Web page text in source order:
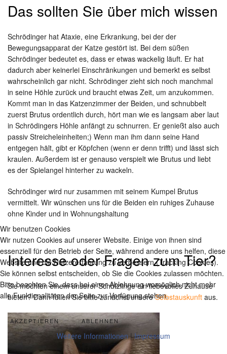
Das sollten Sie über mich wissen
Schrödinger hat Ataxie, eine Erkrankung, bei der der
Bewegungsapparat der Katze gestört ist. Bei dem süßen
Schrödinger bedeutet es, dass er etwas wackelig läuft. Er hat
dadurch aber keinerlei Einschränkungen und bemerkt es selbst
wahrscheinlich gar nicht. Schrödinger zieht sich noch manchmal
in seine Höhle zurück und braucht etwas Zeit, um anzukommen.
Kommt man in das Katzenzimmer der Beiden, und schnubbelt
zuerst Brutus ordentlich durch, hört man wie es langsam aber laut
in Schrödingers Höhle anfängt zu schnurren. Er genießt also auch
passiv Streicheleinheiten;) Wenn man ihm dann seine Hand
entgegen hält, gibt er Köpfchen (wenn er denn trifft) und lässt sich
kraulen. Außerdem ist er genauso verspielt wie Brutus und liebt
es der Spielangel hinterher zu wackeln.
Schrödinger wird nur zusammen mit seinem Kumpel Brutus
vermittelt. Wir wünschen uns für die Beiden ein ruhiges Zuhause
ohne Kinder und in Wohnungshaltung
Interesse oder Fragen zum Tier?
Sie möchten einem unserer Schützlinge ein liebevolles Zuhause
bieten? Dann füllen Sie bitte zunächst unsereSelbstauskunft aus.
Wir benutzen Cookies
Wir nutzen Cookies auf unserer Website. Einige von ihnen sind
essenziell für den Betrieb der Seite, während andere uns helfen, diese
Website und die Nutzererfahrung zu verbessern (Tracking Cookies).
Sie können selbst entscheiden, ob Sie die Cookies zulassen möchten.
Bitte beachten Sie, dass bei einer Ablehnung womöglich nicht mehr
alle Funktionalitäten der Seite zur Verfügung stehen.
AKZEPTIEREN ABLEHNEN
Weitere Informationen|Impressum